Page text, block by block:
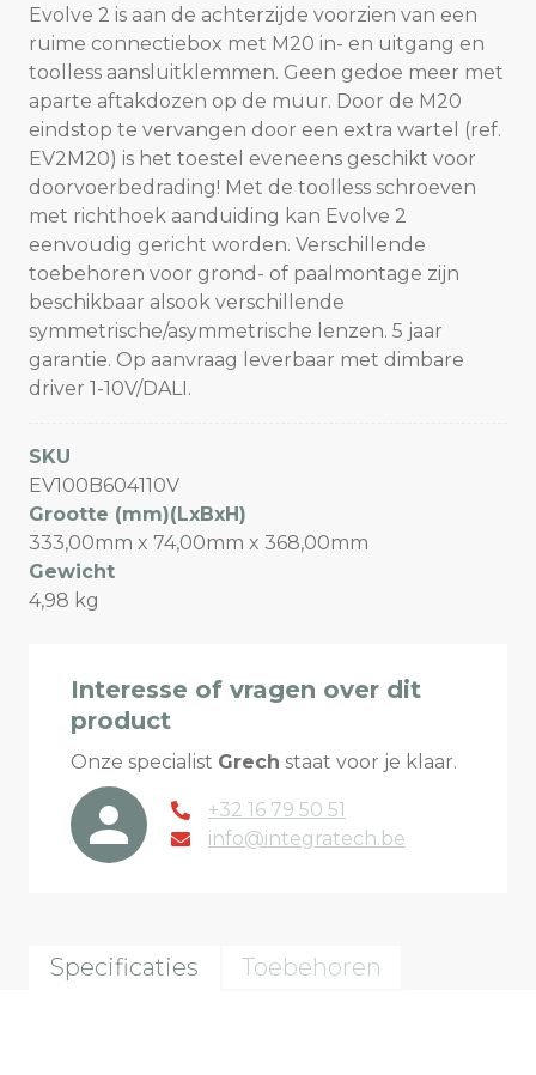
Evolve 2 is aan de achterzijde voorzien van een
ruime connectiebox met M20 in- en uitgang en
toolless aansluitklemmen. Geen gedoe meer met
aparte aftakdozen op de muur. Door de M20
eindstop te vervangen door een extra wartel (ref.
EV2M20) is het toestel eveneens geschikt voor
doorvoerbedrading! Met de toolless schroeven
met richthoek aanduiding kan Evolve 2
eenvoudig gericht worden. Verschillende
toebehoren voor grond- of paalmontage zijn
beschikbaar alsook verschillende
symmetrische/asymmetrische lenzen. 5 jaar
garantie. Op aanvraag leverbaar met dimbare
driver 1-10V/DALI.
SKU
EV100B604110V
Grootte (mm)(LxBxH)
333,00mm x 74,00mm x 368,00mm
Gewicht
4,98 kg
Interesse of vragen over dit
product
Onze specialist Grech staat voor je klaar.
+32 16 79 50 51
info@integratech.be
Specificaties Toebehoren